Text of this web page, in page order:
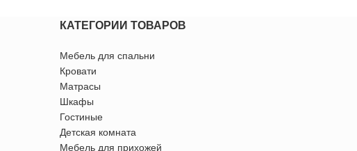
КАТЕГОРИИ ТОВАРОВ
Мебель для спальни
Кровати
Матрасы
Шкафы
Гостиные
Детская комната
Мебель для прихожей